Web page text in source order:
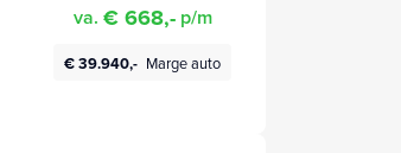
va. € 668,- p/m
€ 39.940,- Marge auto